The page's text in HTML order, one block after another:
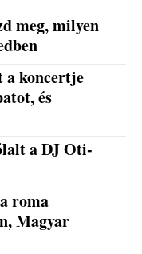
meg, milyen
a koncertje
és
a DJ Oti-
roma
Magyar